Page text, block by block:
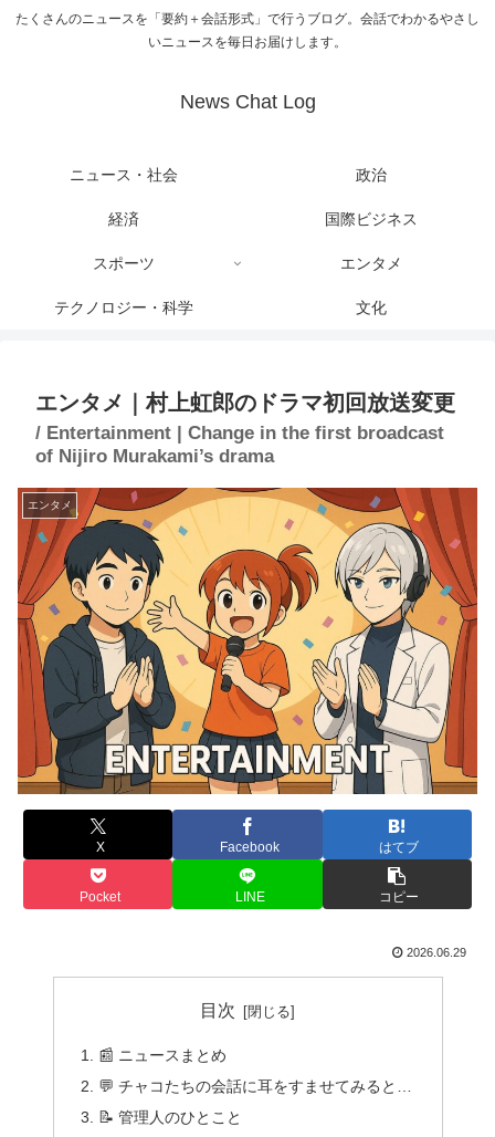
たくさんのニュースを「要約＋会話形式」で行うブログ。会話でわかるやさし
いニュースを毎日お届けします。
News Chat Log
ニュース・社会 政治
経済 国際ビジネス
スポーツ エンタメ
テクノロジー・科学 文化
エンタメ｜村上虹郎のドラマ初回放送変更
/ Entertainment | Change in the first broadcast
of Nijiro Murakami’s drama
エンタメ
X Facebook はてブ
Pocket LINE コピー
2026.06.29
目次
📰 ニュースまとめ
💬 チャコたちの会話に耳をすませてみると…
📝 管理人のひとこと